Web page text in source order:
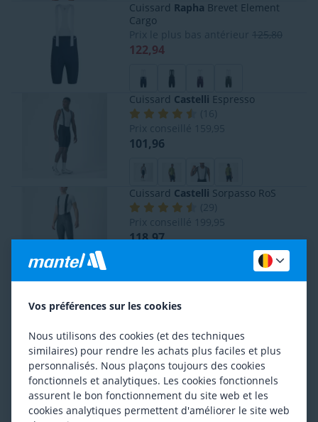
Cuissard Rapha Brevet Element
Cargo
Prix le plus bas antérieur 125,80
122,94
Cuissard Castelli Espresso
( 16
Prix conseillé
159,95
101,96
Cuissard Castelli Sorpasso RoS
(29
Prix conseillé
199,95
118,97
84,95
CuissardRaphaPro Team Training II
Prix le plus bas antérieur 145,16
141,86
Vos préférences sur les cookies
Nous utilisons des cookies (et des techniques
similaires) pour rendre les achats plus faciles et plus
personnalisés. Nous plaçons toujours des cookies
fonctionnels et analytiques. Les cookies fonctionnels
assurent le bon fonctionnement du site web et les
cookies analytiques permettent d'améliorer le site web